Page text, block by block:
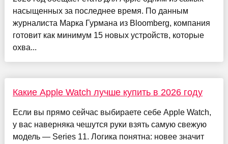
насыщенных за последнее время. По данным
журналиста Марка Гурмана из Bloomberg, компания
готовит как минимум 15 новых устройств, которые
охва...
Какие Apple Watch лучше купить в 2026 году
Если вы прямо сейчас выбираете себе Apple Watch,
у вас наверняка чешутся руки взять самую свежую
модель — Series 11. Логика понятна: новее значит